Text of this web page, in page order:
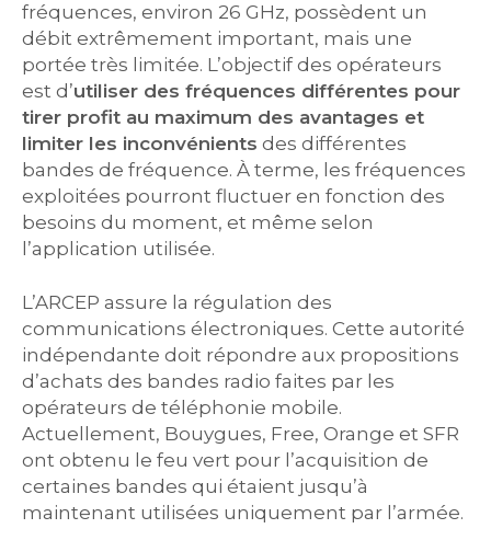
fréquences, environ 26 GHz, possèdent un
débit extrêmement important, mais une
portée très limitée. L’objectif des opérateurs
est d’utiliser des fréquences différentes pour
tirer profit au maximum des avantages et
limiter les inconvénients des différentes
bandes de fréquence. À terme, les fréquences
exploitées pourront fluctuer en fonction des
besoins du moment, et même selon
l’application utilisée.
L’ARCEP assure la régulation des
communications électroniques. Cette autorité
indépendante doit répondre aux propositions
d’achats des bandes radio faites par les
opérateurs de téléphonie mobile.
Actuellement, Bouygues, Free, Orange et SFR
ont obtenu le feu vert pour l’acquisition de
certaines bandes qui étaient jusqu’à
maintenant utilisées uniquement par l’armée.